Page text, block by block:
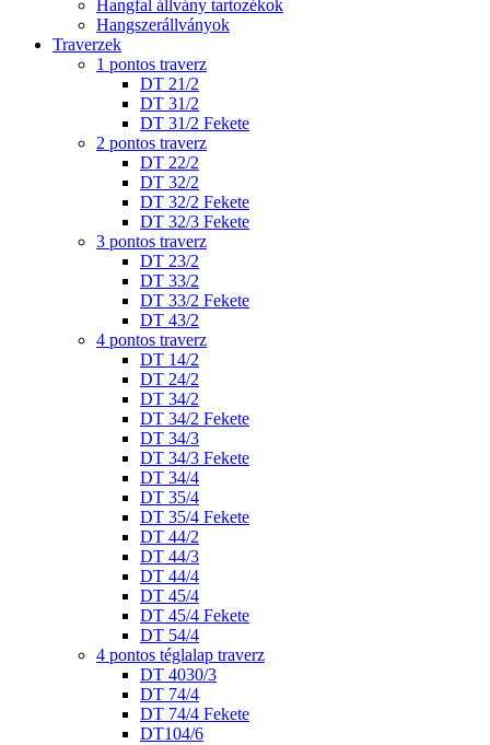
Hangfal állvány tartozékok
Hangszerállványok
Traverzek
1 pontos traverz
DT 21/2
DT 31/2
DT 31/2 Fekete
2 pontos traverz
DT 22/2
DT 32/2
DT 32/2 Fekete
DT 32/3 Fekete
3 pontos traverz
DT 23/2
DT 33/2
DT 33/2 Fekete
DT 43/2
4 pontos traverz
DT 14/2
DT 24/2
DT 34/2
DT 34/2 Fekete
DT 34/3
DT 34/3 Fekete
DT 34/4
DT 35/4
DT 35/4 Fekete
DT 44/2
DT 44/3
DT 44/4
DT 45/4
DT 45/4 Fekete
DT 54/4
4 pontos téglalap traverz
DT 4030/3
DT 74/4
DT 74/4 Fekete
DT104/6